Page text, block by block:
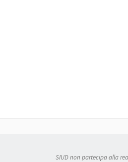
SIUD non partecipa alla